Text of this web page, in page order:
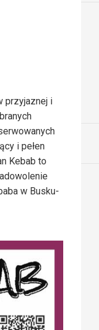
przyjaznej i
i pełen
Kebab to
w Busku-